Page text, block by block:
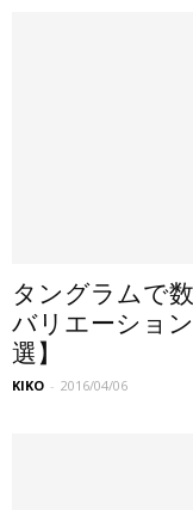
タングラムで
バリエーショ
選】
KIKO - 2016/04/06